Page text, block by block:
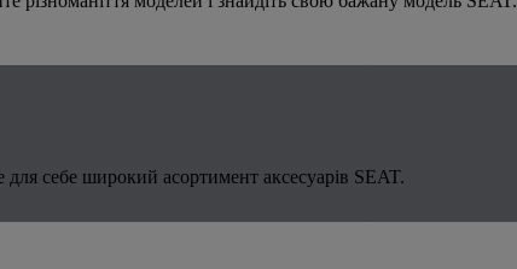
себе широкий асортимент аксесуарів SEAT.